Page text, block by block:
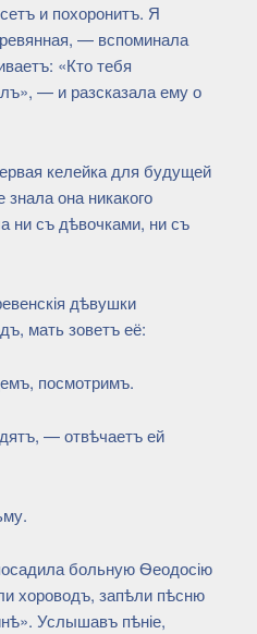
и похоронитъ. Я
— вспоминала
«Кто тебя
— и разсказала ему о
келейка для будущей
она никакого
ни съ дѣвочками, ни съ
дѣвушки
мать зоветъ её:
посмотримъ.
— отвѣчаетъ ей
больную Ѳеодосію
хороводъ, запѣли пѣсню
Услышавъ пѣніе,